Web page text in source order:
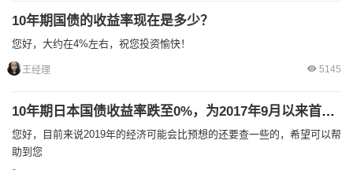
10年期国债的收益率现在是多少？
您好，大约在4%左右，祝您投资愉快！
王经理 5145
10年期日本国债收益率跌至0%，为2017年9月以来首次，现在全球经济动荡？
您好，目前来说2019年的经济可能会比预想的还要查一些的，希望可以帮
助到您